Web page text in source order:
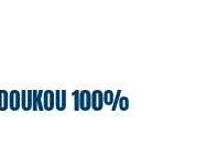
100%